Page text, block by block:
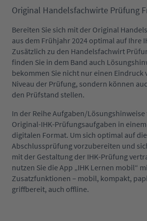
Original Handelsfachwirte Prüfung
Bereiten Sie sich mit der Original
aus dem Frühjahr 2024 optimal auf Ihre
Zusätzlich zu den Handelsfachwirt
finden Sie in dem Band auch
bekommen Sie nicht nur einen Eindruck
Niveau der Prüfung, sondern können
den Prüfstand stellen.
In der Reihe Aufgaben/Lösungshinweise
Original-IHK-Prüfungsaufgaben in
digitalen Format. Um sich optimal auf
Abschlussprüfung vorzubereiten und
mit der Gestaltung der IHK-Prüfung
nutzen Sie die App „IHK Lernen mobil“
Zusatzfunktionen – mobil, kompakt,
griffbereit, auch offline.